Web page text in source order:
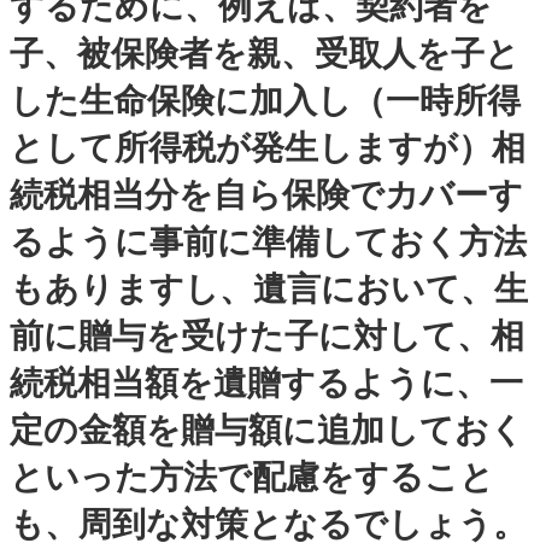
子、被保険者を親、受取人を子と
した生命保険に加入し（一時所得
として所得税が発生しますが）相
続税相当分を自ら保険でカバーす
るように事前に準備しておく方法
もありますし、遺言において、生
前に贈与を受けた子に対して、相
続税相当額を遺贈するように、一
定の金額を贈与額に追加しておく
といった方法で配慮をすること
も、周到な対策となるでしょう。